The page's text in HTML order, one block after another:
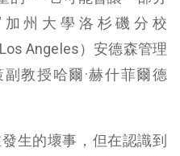
州大學洛杉磯分校
Angeles）安德森管理
教授哈爾·赫什菲爾德
生的壞事，但在認識到